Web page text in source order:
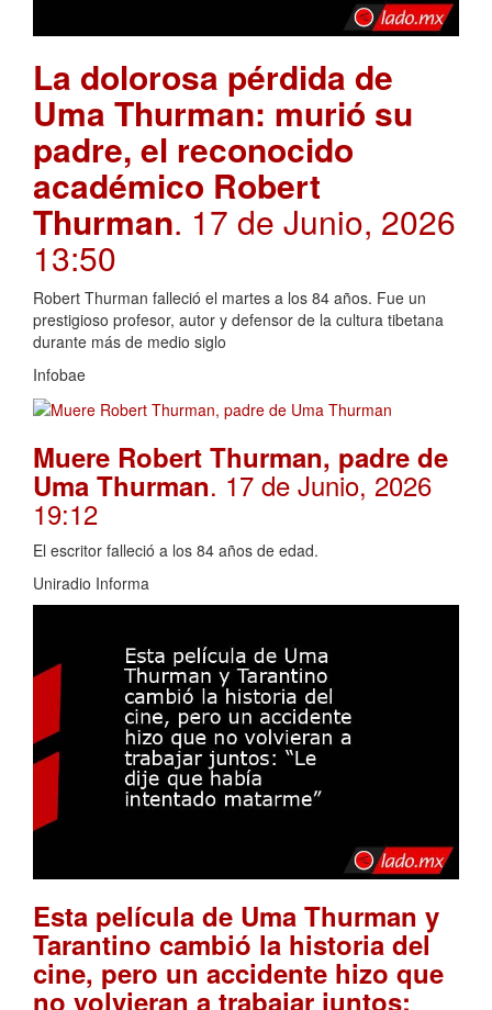
La dolorosa pérdida de
Uma Thurman: murió su
padre, el reconocido
académico Robert
Thurman. 17 de Junio, 2026
13:50
Robert Thurman falleció el martes a los 84 años. Fue un
prestigioso profesor, autor y defensor de la cultura tibetana
durante más de medio siglo
Infobae
Muere Robert Thurman, padre de
Uma Thurman. 17 de Junio, 2026
19:12
El escritor falleció a los 84 años de edad.
Uniradio Informa
Esta película de Uma Thurman y
Tarantino cambió la historia del
cine, pero un accidente hizo que
no volvieran a trabajar juntos: